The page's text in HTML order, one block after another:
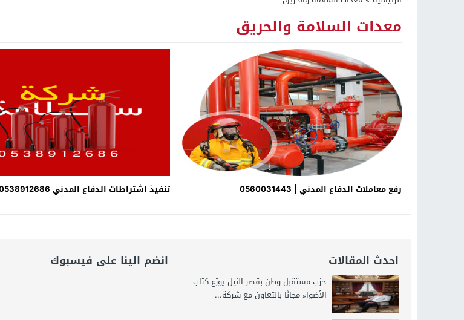
21:40 مواطن كويتي يقع ضحية عملية احتيال عابرة للحدود باسم “التصوف” ويطالب بأكثر من
16:20من عامل بناء إلى إمبراطور الأراضى.. تساؤلات حول ثروة حمادة قطب وشراكاته المثيرة
18:16 وليد منصور يتفاوض مع نجمة «العشق الممنوع» بيرين سات للمشاركة فى فيلم «ميلانو»
19:34د. جمال شعبان لطلاب الثانوية العامة: كلية الطب رسالة إنسانية.. ومن يحلم بأن يصبح مثل
14:19 8 أغسطس.. “Viral Star” تطلق موسمها الثالث من القاهرة لأول مرة بمشاركة أبرز صناع المحتوى العرب
12:17 خبير الذكاء الاصطناعي والأمن السيبرانى الدكتور رامى يسرى يكتب: كيف التهم الذكاء
معدات السلامة والحريق
رفع معاملات الدفاع المدني | 0560031443 تنفيذ اشتراطات الدفاع المدني 0538912686
احدث المقالات
حزب مستقبل وطن بقصر النيل يوزّع كتاب
الأضواء مجانًا بالتعاون مع شركة...
انضم الينا على فيسبوك